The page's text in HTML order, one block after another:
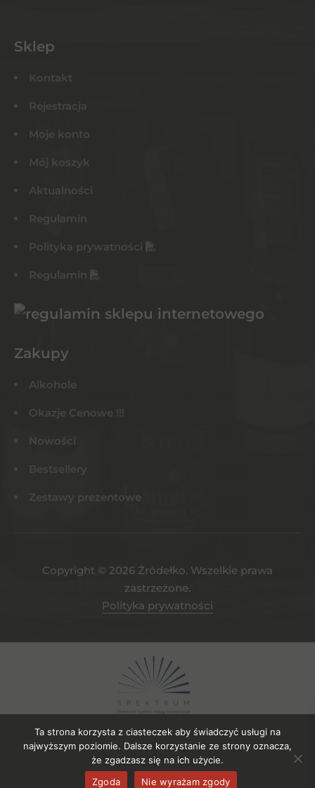
Sklep
Kontakt
Rejestracja
Moje konto
Mój koszyk
Aktualności
Regulamin
Polityka prywatności
Regulamin
Zakupy
Alkohole
Okazje Cenowe !!!
Nowości
Bestsellery
Zestawy prezentowe
Copyright © 2026 Żródełko. Wszelkie prawa
zastrzeżone.
Polityka prywatności
Projekt współfinansowany ze środków EFRR. Numer umowy o
Ta strona korzysta z ciasteczek aby świadczyć usługi na
najwyższym poziomie. Dalsze korzystanie ze strony oznacza,
że zgadzasz się na ich użycie.
Zgoda
Nie wyrażam zgody